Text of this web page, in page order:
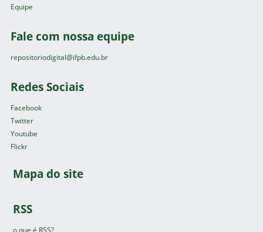
Equipe
Fale com nossa equipe
repositoriodigital@ifpb.edu.br
Redes Sociais
Facebook
Twitter
Youtube
Flickr
Mapa do site
RSS
o que é RSS?